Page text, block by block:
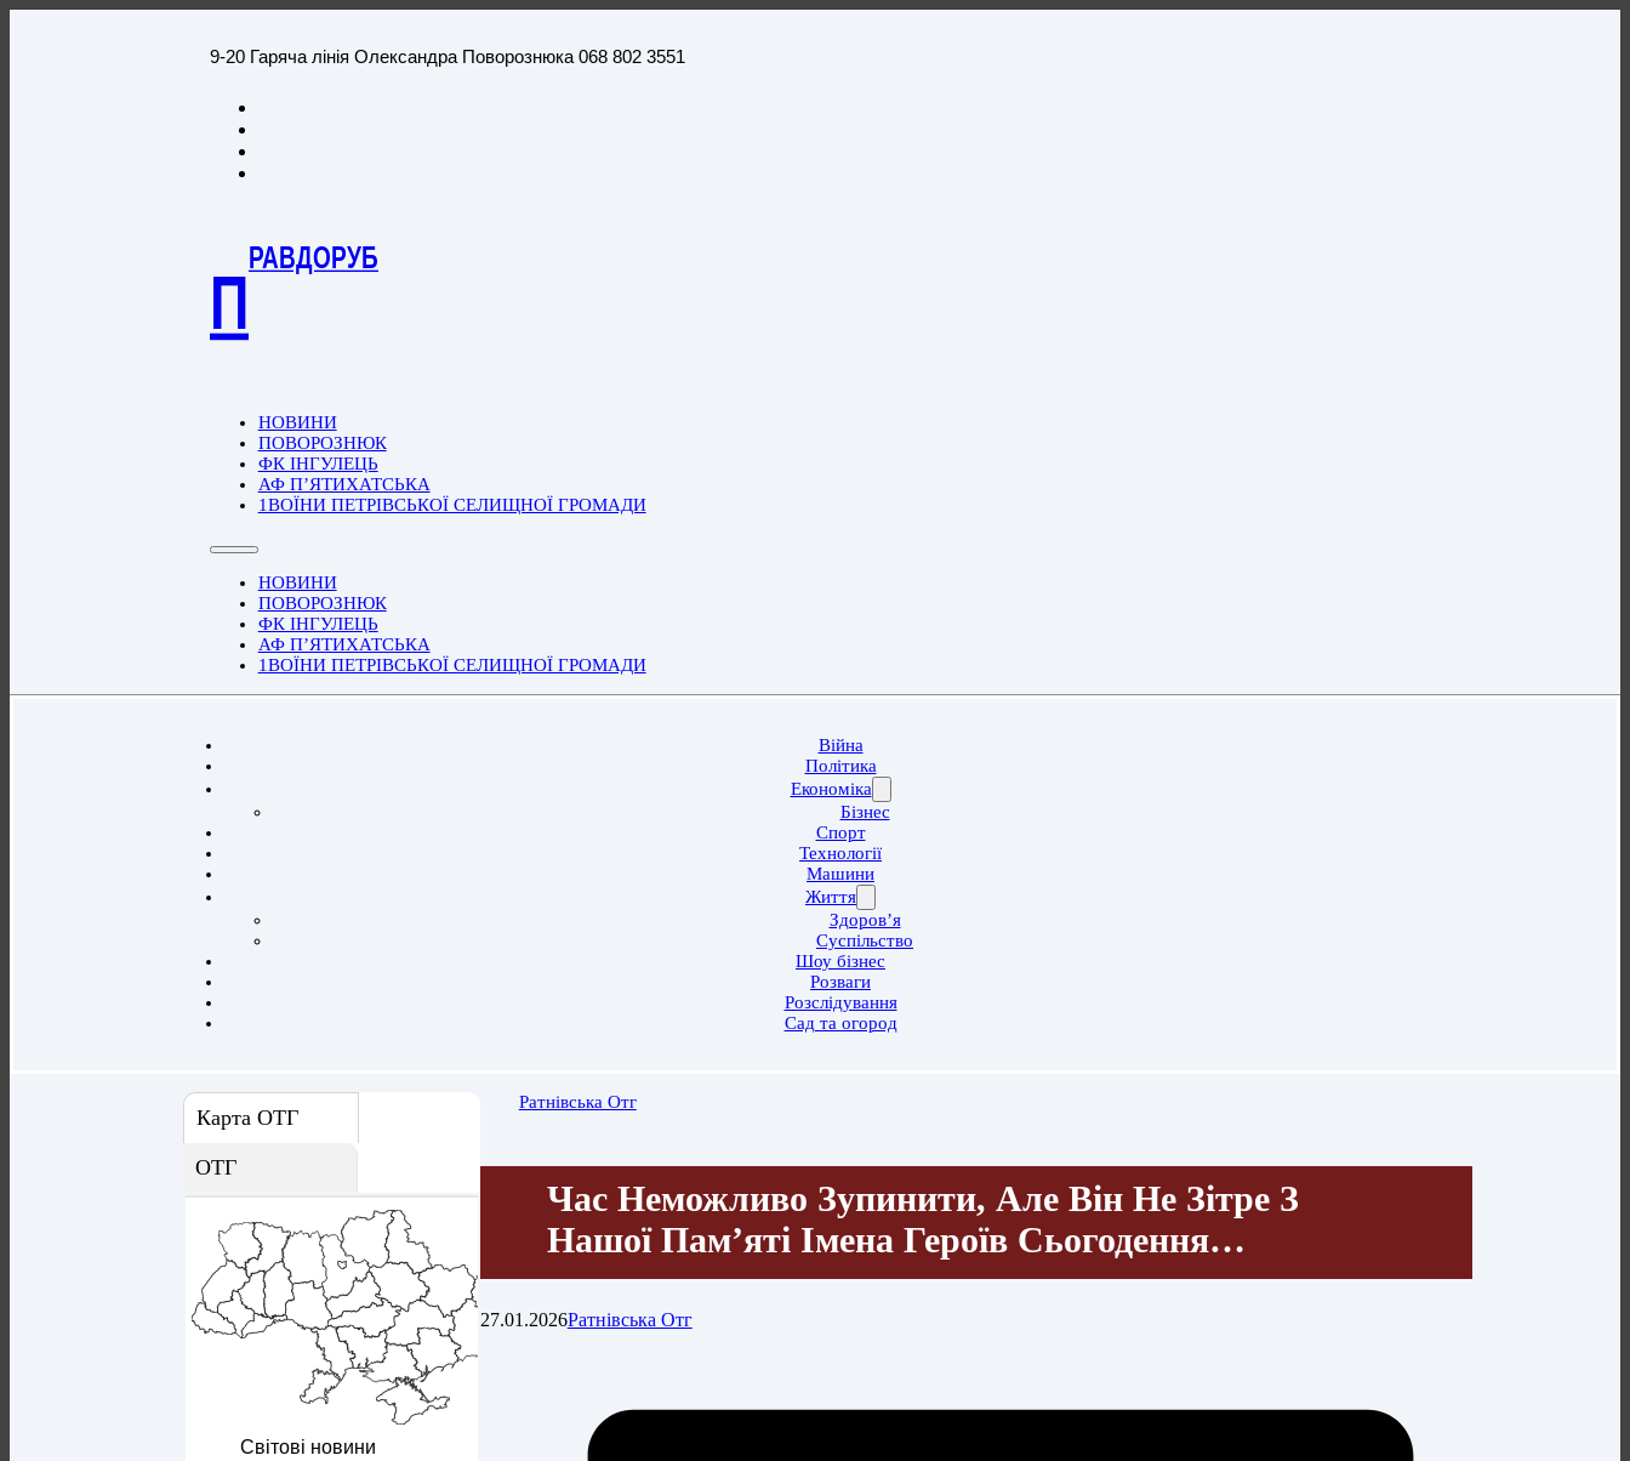
9-20 Гаряча лінія Олександра Поворознюка 068 802 3551
П
РАВДОРУБ
НОВИНИ
ПОВОРОЗНЮК
ФК ІНГУЛЕЦЬ
АФ П’ЯТИХАТСЬКА
1ВОЇНИ ПЕТРІВСЬКОЇ СЕЛИЩНОЇ ГРОМАДИ
НОВИНИ
ПОВОРОЗНЮК
ФК ІНГУЛЕЦЬ
АФ П’ЯТИХАТСЬКА
1ВОЇНИ ПЕТРІВСЬКОЇ СЕЛИЩНОЇ ГРОМАДИ
Війна
Політика
Економіка
Бізнес
Спорт
Технології
Машини
Життя
Здоров’я
Суспільство
Шоу бізнес
Розваги
Розслідування
Сад та огород
Карта ОТГ
ОТГ
Світові новини
Ратнівська Отг
Час Неможливо Зупинити, Але Він Не Зітре З
Нашої Пам’яті Імена Героїв Сьогодення…
27.01.2026Ратнівська Отг